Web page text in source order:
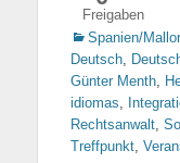
Freigaben
Kategorien
Spanien/
Deutsch
Günter Menth
idiomas
Rechtsanwalt
Treffpunkt